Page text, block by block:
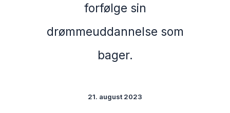
forfølge sin
drømmeuddannelse som
bager.
21. august 2023